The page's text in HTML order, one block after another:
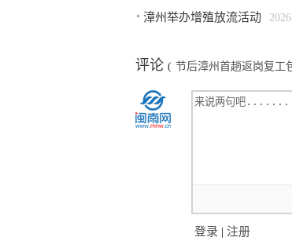
漳州举办增殖放流活动
评论 ( 节后漳州首趟返岗复工
登录 | 注册